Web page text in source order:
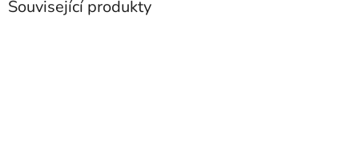
Související produkty